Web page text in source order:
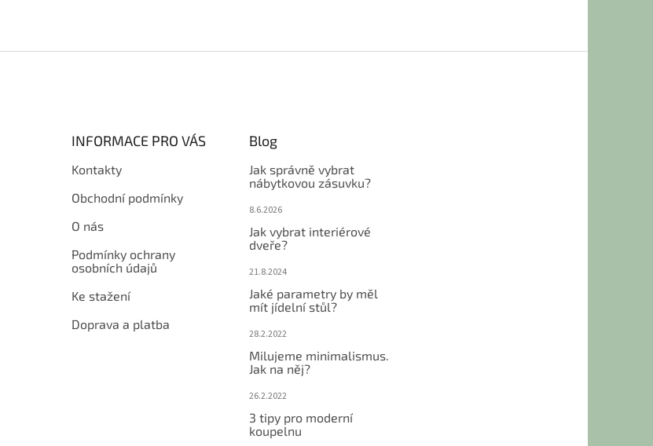
INFORMACE PRO VÁS
Kontakty
Obchodní podmínky
O nás
Podmínky ochrany
osobních údajů
Ke stažení
Doprava a platba
Blog
Jak správně vybrat
nábytkovou zásuvku?
8.6.2026
Jak vybrat interiérové
dveře?
21.8.2024
Jaké parametry by měl
mít jídelní stůl?
28.2.2022
Milujeme minimalismus.
Jak na něj?
26.2.2022
3 tipy pro moderní
koupelnu